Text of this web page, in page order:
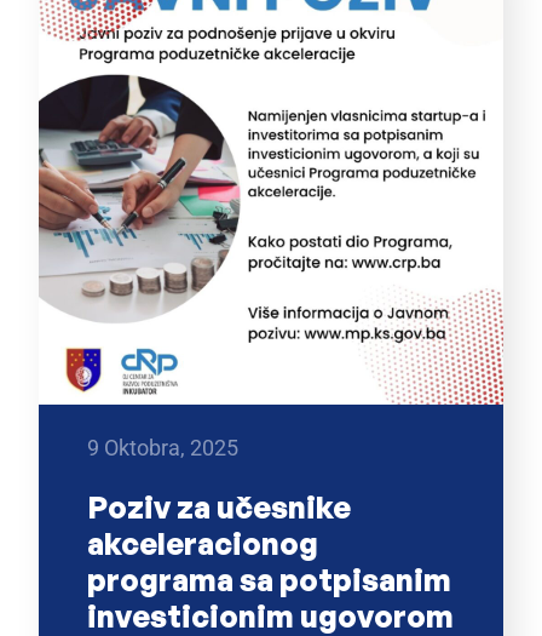
9 Oktobra, 2025
Poziv za učesnike
akceleracionog
programa sa potpisanim
investicionim ugovorom